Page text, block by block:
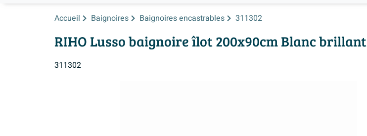
Accueil Baignoires Baignoires encastrables 311302
RIHO Lusso baignoire îlot 200x90cm Blanc brillant
311302